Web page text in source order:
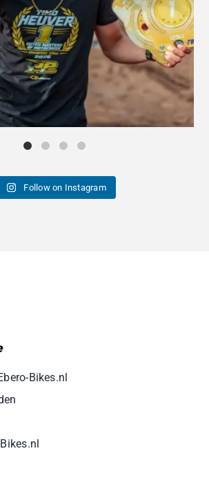
Follow on Instagram
Bikes.nl